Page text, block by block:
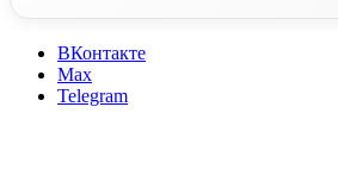
ВКонтакте
Max
Telegram